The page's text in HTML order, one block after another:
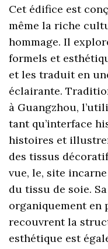
Cet édifice est
même la riche
hommage. Il
formels et
et les traduit en
éclairante.
à Guangzhou,
tant qu’interface
histoires et
des tissus
vue, le, site
du tissu de soie.
organiquement
recouvrent la
esthétique est